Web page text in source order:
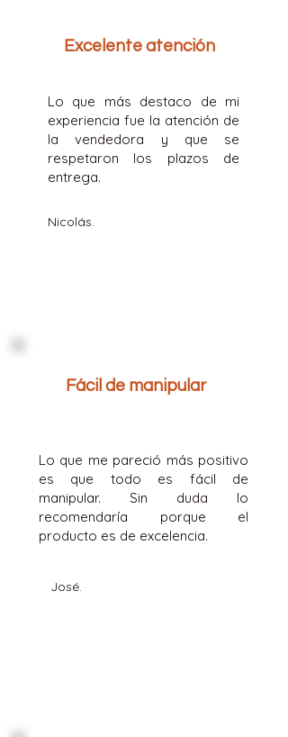
Excelente atención
Lo que más destaco de mi
experiencia fue la atención de
la vendedora y que se
respetaron los plazos de
entrega.
Nicolás.
Fácil de manipular
Lo que me pareció más positivo
es que todo es fácil de
manipular. Sin duda lo
recomendaría porque el
producto es de excelencia.
José.